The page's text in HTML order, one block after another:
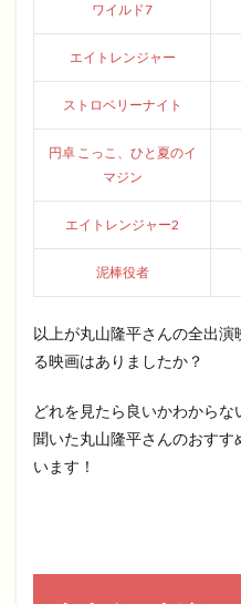
ワイルド7
エイトレンジャー
ストロベリーナイト
円卓 こっこ、ひと夏のイ
マジン
エイトレンジャー2
泥棒役者
以上が丸山隆平さんの全出
る映画はありましたか？
どれを見たら良いかわから
聞いた丸山隆平さんのおす
います！